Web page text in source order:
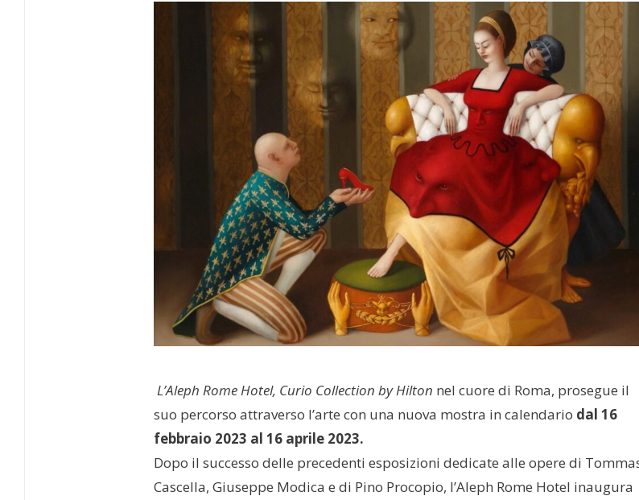
L’Aleph Rome Hotel, Curio Collection by Hilton nel cuore di Roma, prosegue il
suo percorso attraverso l’arte con una nuova mostra in calendario dal 16
febbraio 2023 al 16 aprile 2023.
Dopo il successo delle precedenti esposizioni dedicate alle opere di
Cascella, Giuseppe Modica e di Pino Procopio, l’Aleph Rome Hotel inaugura